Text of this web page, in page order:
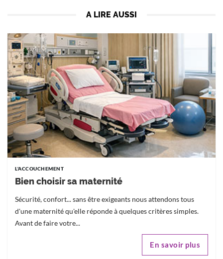
A LIRE AUSSI
L'ACCOUCHEMENT
Bien choisir sa maternité
Sécurité, confort... sans être exigeants nous attendons tous
d'une maternité qu'elle réponde à quelques critères simples.
Avant de faire votre...
En savoir plus